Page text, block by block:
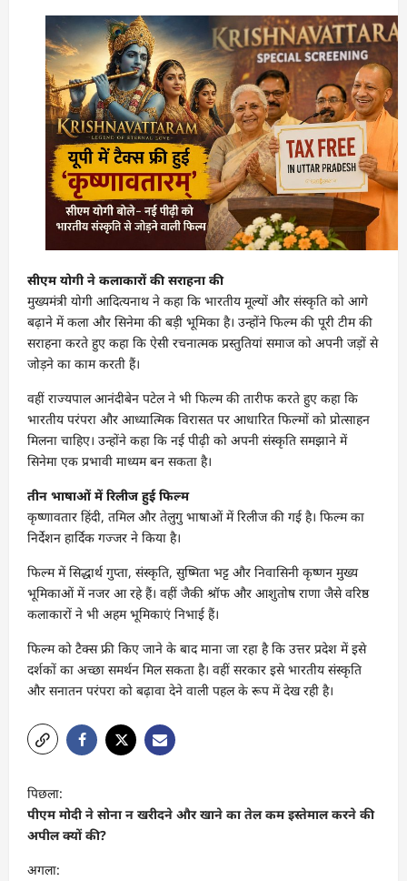
सीएम योगी ने कलाकारों की सराहना की
मुख्यमंत्री योगी आदित्यनाथ ने कहा कि भारतीय मूल्यों और संस्कृति को आगे
बढ़ाने में कला और सिनेमा की बड़ी भूमिका है। उन्होंने फिल्म की पूरी टीम की
सराहना करते हुए कहा कि ऐसी रचनात्मक प्रस्तुतियां समाज को अपनी जड़ों से
जोड़ने का काम करती हैं।
वहीं राज्यपाल आनंदीबेन पटेल ने भी फिल्म की तारीफ करते हुए कहा कि
भारतीय परंपरा और आध्यात्मिक विरासत पर आधारित फिल्मों को प्रोत्साहन
मिलना चाहिए। उन्होंने कहा कि नई पीढ़ी को अपनी संस्कृति समझाने में
सिनेमा एक प्रभावी माध्यम बन सकता है।
तीन भाषाओं में रिलीज हुई फिल्म
कृष्णावतार हिंदी, तमिल और तेलुगु भाषाओं में रिलीज की गई है। फिल्म का
निर्देशन हार्दिक गज्जर ने किया है।
फिल्म में सिद्धार्थ गुप्ता, संस्कृति, सुष्मिता भट्ट और निवासिनी कृष्णन मुख्य
भूमिकाओं में नजर आ रहे हैं। वहीं जैकी श्रॉफ और आशुतोष राणा जैसे वरिष्ठ
कलाकारों ने भी अहम भूमिकाएं निभाई हैं।
फिल्म को टैक्स फ्री किए जाने के बाद माना जा रहा है कि उत्तर प्रदेश में इसे
दर्शकों का अच्छा समर्थन मिल सकता है। वहीं सरकार इसे भारतीय संस्कृति
और सनातन परंपरा को बढ़ावा देने वाली पहल के रूप में देख रही है।
पो
स्ट
ने
वि
पिछला:
पीएम मोदी ने सोना न खरीदने और खाने का तेल कम इस्तेमाल करने की
अपील क्यों की?
अगला: